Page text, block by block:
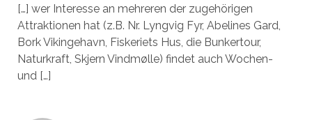
[…] wer Interesse an mehreren der zugehörigen
Attraktionen hat (z.B. Nr. Lyngvig Fyr, Abelines Gard,
Bork Vikingehavn, Fiskeriets Hus, die Bunkertour,
Naturkraft, Skjern Vindmølle) findet auch Wochen-
und […]